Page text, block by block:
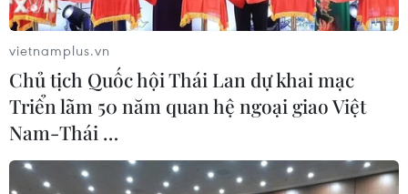
vietnamplus.vn
Chủ tịch Quốc hội Thái Lan dự khai mạc
Triển lãm 50 năm quan hệ ngoại giao Việt
Nam-Thái …